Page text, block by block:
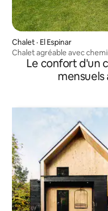
Chalet · El Espinar
Chalet agréable avec
Le confort d'un